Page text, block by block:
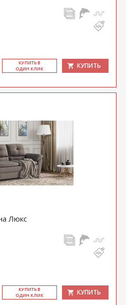
КУ­ПИТЬ В
ОДИН КЛИК
КУПИТЬ
Люкс
КУ­ПИТЬ В
ОДИН КЛИК
КУПИТЬ